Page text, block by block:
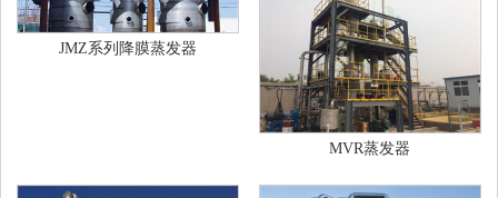
JMZ系列降膜蒸发器
MVR蒸发器